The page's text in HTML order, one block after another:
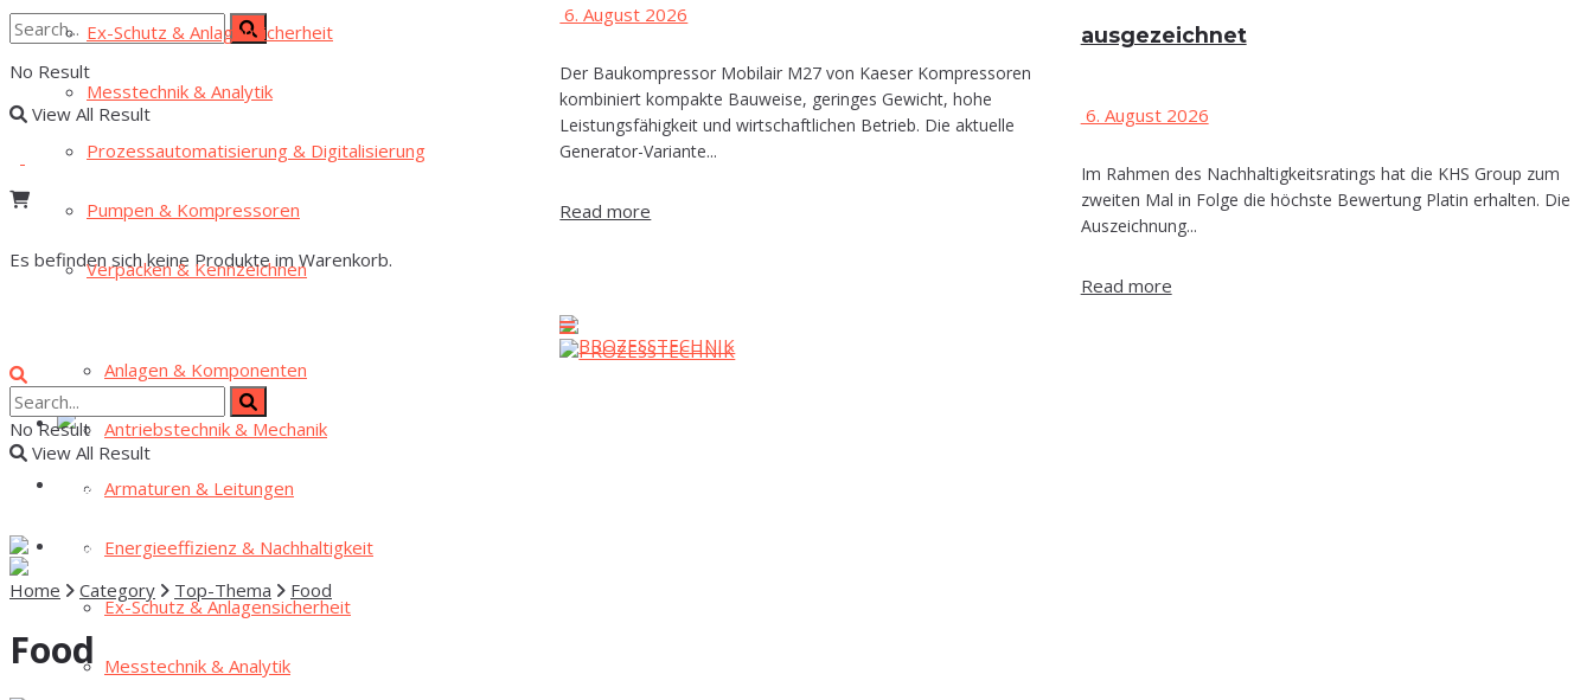
No Result
View All Result
Es befinden sich keine Produkte im Warenkorb.
Ex-Schutz & Anlagensicherheit
Mess­tech­nik & Analytik
Pro­zess­au­to­ma­ti­sie­rung & Digitalisierung
Pum­pen & Kompressoren
Ver­pa­cken & Kennzeichnen
6. August 2026
Der Baukompressor Mobilair M27 von Kaeser Kompressoren
kombiniert kompakte Bauweise, geringes Gewicht, hohe
Leistungsfähigkeit und wirtschaftlichen Betrieb. Die aktuelle
Generator-Variante...
Read more
ausgezeichnet
6. August 2026
Im Rahmen des Nachhaltigkeitsratings hat die KHS Group zum
zweiten Mal in Folge die höchste Bewertung Platin erhalten. Die
Auszeichnung...
Read more
Anla­gen & Komponenten
Antriebs­tech­nik & Mechanik
Arma­tu­ren & Leitungen
Ener­gie­ef­fi­zi­enz & Nachhaltigkeit
Ex-Schutz & Anlagensicherheit
Mess­tech­nik & Analytik
Home
Fokus
No Result
View All Result
Home Category Top-Thema Food
Food